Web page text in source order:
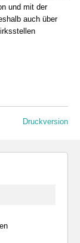
und mit der
auch über
Druckversion